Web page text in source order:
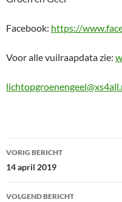
Facebook: https://
Voor alle vuilraapdata zie:
Bericht
navigatie
VORIG BERICHT
14 april 2019
VOLGEND BERICHT